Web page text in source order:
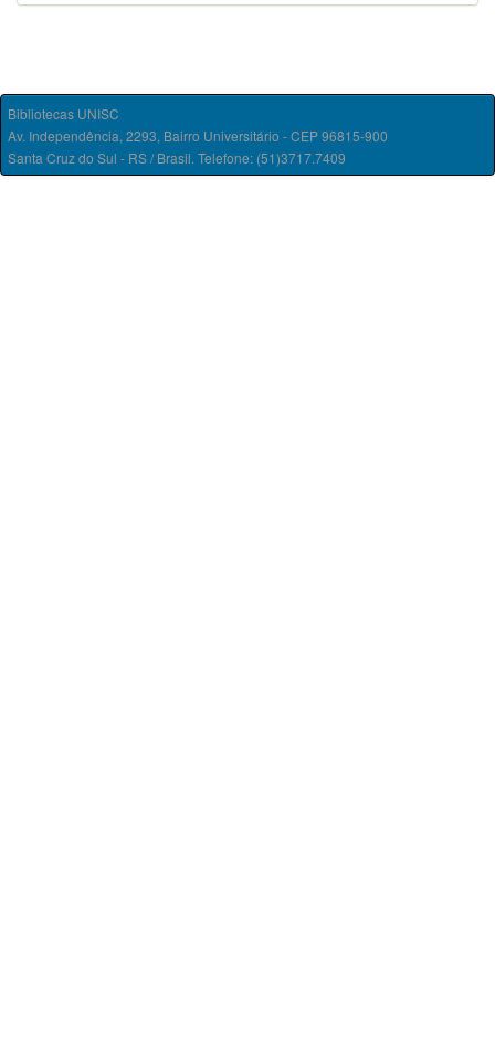
Bibliotecas UNISC
Av. Independência, 2293, Bairro Universitário - CEP 96815-900
Santa Cruz do Sul - RS / Brasil. Telefone: (51)3717.7409